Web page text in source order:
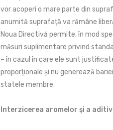
vor acoperi o mare parte din
anumită suprafață va rămâne
Noua Directivă permite, în mod
măsuri suplimentare privind
– în cazul în care ele sunt
proporționale și nu generează
statele membre.
Interzicerea aromelor şi a